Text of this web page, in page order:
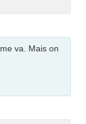
va. Mais on